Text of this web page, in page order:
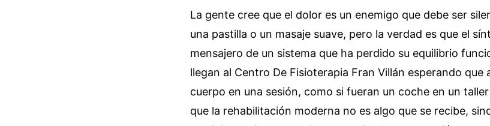
La gente cree que el dolor es un enemigo que debe ser
una pastilla o un masaje suave, pero la verdad es que el
mensajero de un sistema que ha perdido su equilibrio
llegan al Centro De Fisioterapia Fran Villán esperando que
cuerpo en una sesión, como si fueran un coche en un
que la rehabilitación moderna no es algo que se recibe,